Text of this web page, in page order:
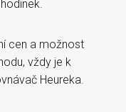
cen a možnost
vždy je k
Heureka.